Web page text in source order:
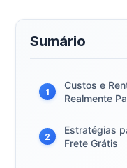
Sumário
1
Custos e
Realmente
2
Estratégias
Frete Grátis